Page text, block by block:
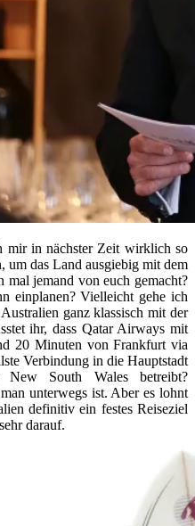
mir in nächster Zeit wirklich so
um das Land ausgiebig mit dem
jemand von euch gemacht?
einplanen? Vielleicht gehe ich
ganz klassisch mit der
ihr, dass Qatar Airways mit
20 Minuten von Frankfurt via
Verbindung in die Hauptstadt
New South Wales betreibt?
unterwegs ist. Aber es lohnt
definitiv ein festes Reiseziel
darauf.